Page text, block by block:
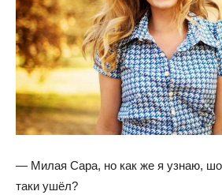
— Милая Сара, но как же я узнаю, шо
таки ушёл?